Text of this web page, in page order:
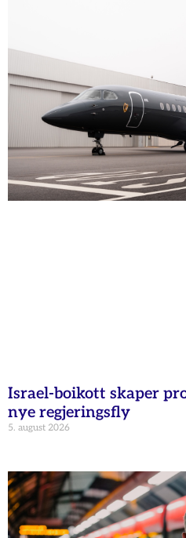
Israel-boikott skaper
nye regjeringsfly
5. august 2026